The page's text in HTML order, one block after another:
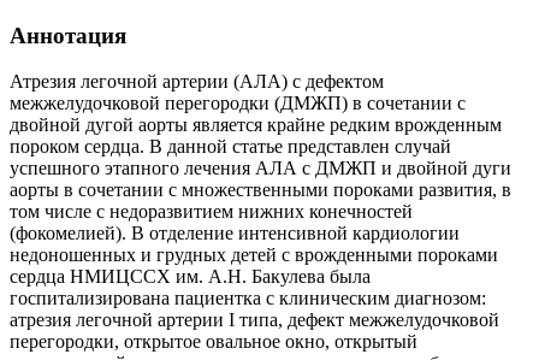
Аннотация
Атрезия легочной артерии (АЛА) с дефектом
межжелудочковой перегородки (ДМЖП) в сочетании с
двойной дугой аорты является крайне редким врожденным
пороком сердца. В данной статье представлен случай
успешного этапного лечения АЛА с ДМЖП и двойной дуги
аорты в сочетании с множественными пороками развития, в
том числе с недоразвитием нижних конечностей
(фокомелией). В отделение интенсивной кардиологии
недоношенных и грудных детей с врожденными пороками
сердца НМИЦССХ им. А.Н. Бакулева была
госпитализирована пациентка с клиническим диагнозом:
атрезия легочной артерии I типа, дефект межжелудочковой
перегородки, открытое овальное окно, открытый